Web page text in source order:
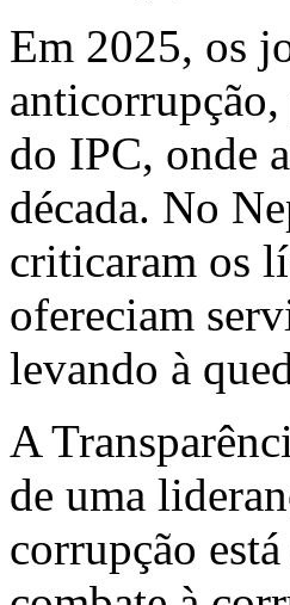
Em 2025, os
do IPC, onde
década. No
criticaram os
ofereciam
levando à
A
de uma
corrupção